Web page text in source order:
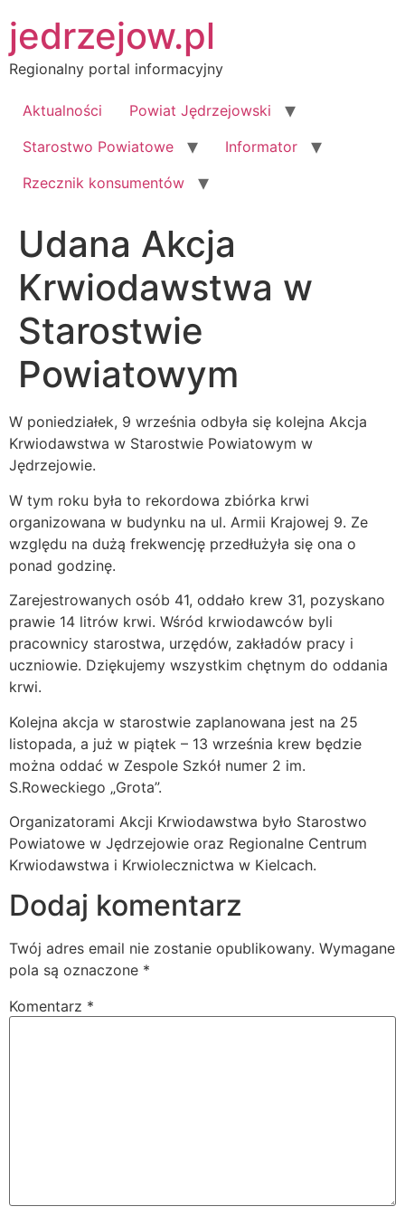
do
treści
jedrzejow.pl
Regionalny portal informacyjny
Aktualności
Powiat Jędrzejowski
Starostwo Powiatowe
Informator
Rzecznik konsumentów
Udana Akcja
Krwiodawstwa w
Starostwie
Powiatowym
W poniedziałek, 9 września odbyła się kolejna Akcja
Krwiodawstwa w Starostwie Powiatowym w
Jędrzejowie.
W tym roku była to rekordowa zbiórka krwi
organizowana w budynku na ul. Armii Krajowej 9. Ze
względu na dużą frekwencję przedłużyła się ona o
ponad godzinę.
Zarejestrowanych osób 41, oddało krew 31, pozyskano
prawie 14 litrów krwi. Wśród krwiodawców byli
pracownicy starostwa, urzędów, zakładów pracy i
uczniowie. Dziękujemy wszystkim chętnym do oddania
krwi.
Kolejna akcja w starostwie zaplanowana jest na 25
listopada, a już w piątek – 13 września krew będzie
można oddać w Zespole Szkół numer 2 im.
S.Roweckiego „Grota”.
Organizatorami Akcji Krwiodawstwa było Starostwo
Powiatowe w Jędrzejowie oraz Regionalne Centrum
Krwiodawstwa i Krwiolecznictwa w Kielcach.
Dodaj komentarz
Twój adres email nie zostanie opublikowany. Wymagane
pola są oznaczone *
Komentarz *